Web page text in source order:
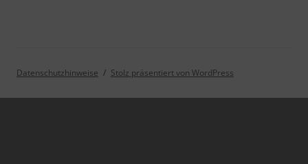
Datenschutzhinweise Stolz präsentiert von WordPress